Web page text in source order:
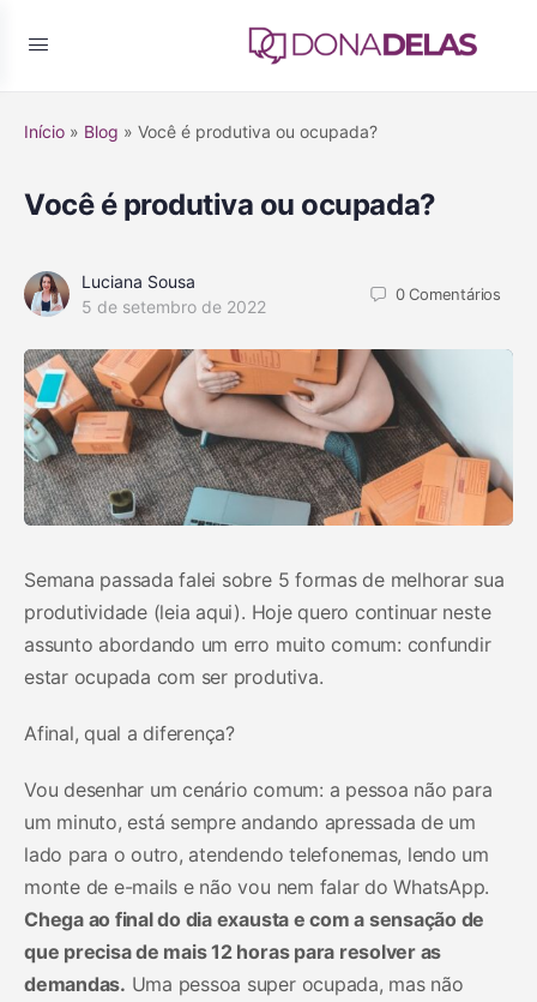
Início » Blog » Você é produtiva ou ocupada?
Você é produtiva ou ocupada?
Luciana Sousa
5 de setembro de 2022
0Comentários
Semana passada falei sobre 5 formas de melhorar sua
produtividade (leia aqui). Hoje quero continuar neste
assunto abordando um erro muito comum: confundir
estar ocupada com ser produtiva.
Afinal, qual a diferença?
Vou desenhar um cenário comum: a pessoa não para
um minuto, está sempre andando apressada de um
lado para o outro, atendendo telefonemas, lendo um
monte de e-mails e não vou nem falar do WhatsApp.
Chega ao final do dia exausta e com a sensação de
que precisa de mais 12 horas para resolver as
demandas. Uma pessoa super ocupada, mas não